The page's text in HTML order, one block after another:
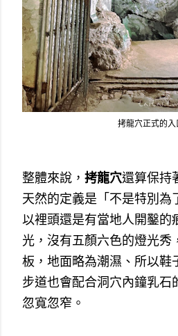
拷龍穴正式的入
整體來說， 拷龍穴還算保持
天然的定義是「不是特別為
以裡頭還是有當地人開鑿的
光，沒有五顏六色的燈光秀
板，地面略為潮濕、所以鞋
步道也會配合洞穴內鐘乳石
忽寬忽窄。